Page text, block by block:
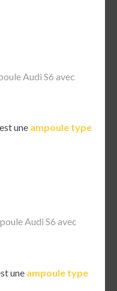
Audi S6 avec
une ampoule type
Audi S6 avec
une ampoule type